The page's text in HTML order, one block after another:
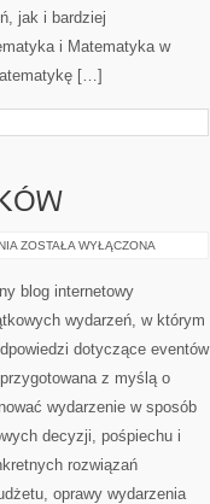
jak i bardziej
i Matematyka w
[…]
HISTORIE
CZYTELNIKÓW
ZOSTAŁA WYŁĄCZONA
blog internetowy
wydarzeń, w którym
dotyczące eventów
z myślą o
wydarzenie w sposób
decyzji, pośpiechu i
rozwiązań
oprawy wydarzenia